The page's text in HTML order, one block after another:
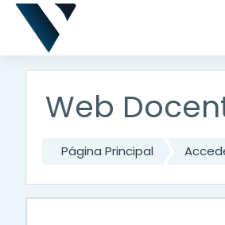
Salta al contenido principal
Web
Página Principal